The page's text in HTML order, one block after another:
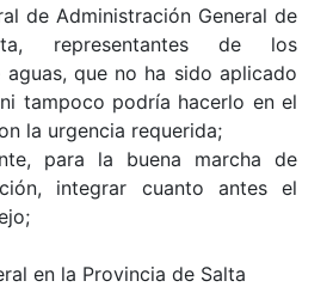
de Administración General de
representantes de los
que no ha sido aplicado
tampoco podría hacerlo en el
la urgencia requerida;
para la buena marcha de
integrar cuanto antes el
en la Provincia de Salta